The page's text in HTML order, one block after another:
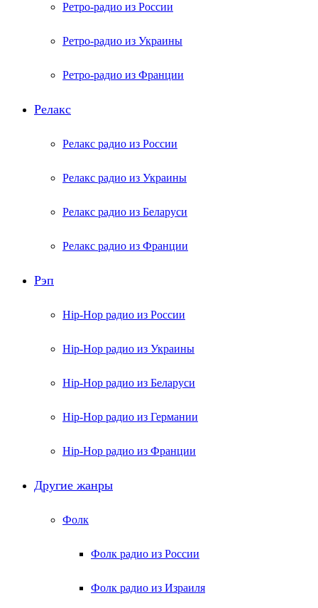
Ретро-радио из России
Ретро-радио из Украины
Ретро-радио из Франции
Релакс
Релакс радио из России
Релакс радио из Украины
Релакс радио из Беларуси
Релакс радио из Франции
Рэп
Hip-Hop радио из России
Hip-Hop радио из Украины
Hip-Hop радио из Беларуси
Hip-Hop радио из Германии
Hip-Hop радио из Франции
Другие жанры
Фолк
Фолк радио из России
Фолк радио из Израиля